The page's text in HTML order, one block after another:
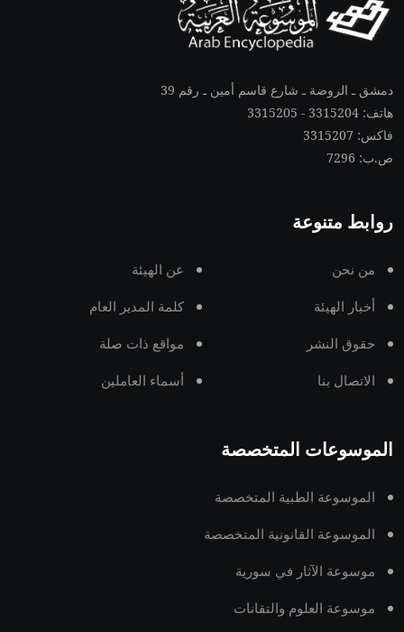
دمشق ـ الروضة ـ شارع قاسم أمين ـ رقم 39
هاتف: 3315204 - 3315205
فاكس: 3315207
ص.ب: 7296
روابط متنوعة
من نحن عن الهيئة
أخبار الهيئة كلمة المدير العام
حقوق النشر مواقع ذات صلة
الاتصال بنا أسماء العاملين
الموسوعات المتخصصة
الموسوعة الطبية المتخصصة
الموسوعة القانونية المتخصصة
موسوعة الآثار في سورية
موسوعة العلوم والتقانات